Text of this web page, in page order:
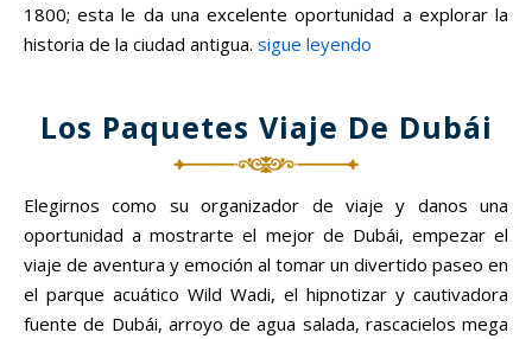
1800; esta le da una excelente oportunidad a explorar la
historia de la ciudad antigua. sigue leyendo
Los Paquetes Viaje De Dubái
Elegirnos como su organizador de viaje y danos una
oportunidad a mostrarte el mejor de Dubái, empezar el
viaje de aventura y emoción al tomar un divertido paseo en
el parque acuático Wild Wadi, el hipnotizar y cautivadora
fuente de Dubái, arroyo de agua salada, rascacielos mega